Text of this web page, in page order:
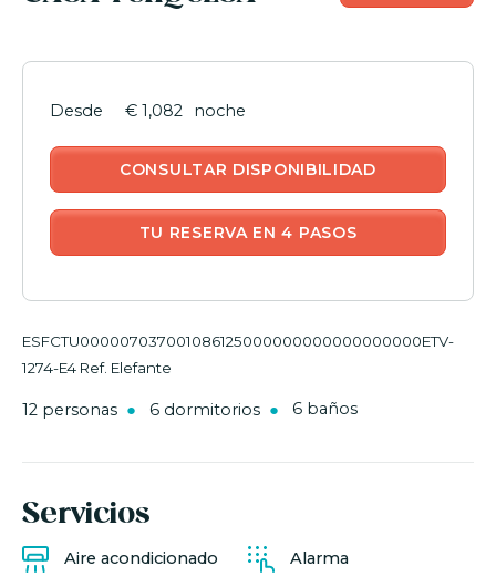
ESFCTU000007037001086125000000000000000000ETV-
1274-E4 Ref. Elefante
12 personas 6 dormitorios 6 baños
Servicios
Aire acondicionado Alarma
€ 1,082 noche
CONSULTAR DISPONIBILIDAD
TU RESERVA EN 4 PASOS